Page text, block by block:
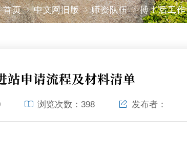
首页 中文网旧版 师资队伍 博士后工作
站申请流程及材料清单
浏览次数： 398 发布者：